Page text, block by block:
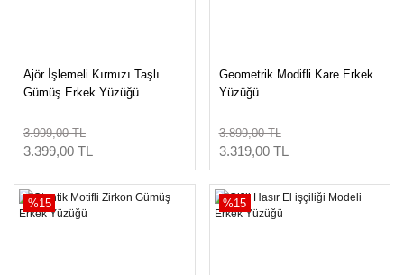
Ajör İşlemeli Kırmızı Taşlı
Gümüş Erkek Yüzüğü
3.999,00 TL
3.399,00 TL
Geometrik Modifli Kare Erkek
Yüzüğü
3.899,00 TL
3.319,00 TL
%15 %15